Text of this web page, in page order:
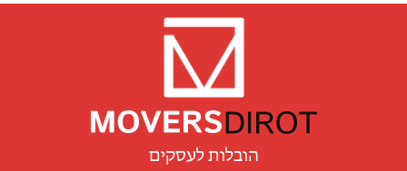
הובלות לעסקים